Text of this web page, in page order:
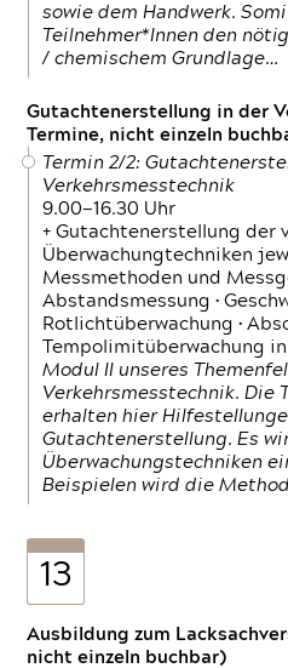
sowie dem Handwerk.
Teilnehmer*Innen den
/ chemischem Grundlage…
Gutachtenerstellung in der
Termine, nicht einzeln
Termin 2/2:
Verkehrsmesstechnik
9.00—16.30 Uhr
+ Gutachtenerstellung der
Überwachungtechniken
Messmethoden und
Abstandsmessung •
Rotlichtüberwachung •
Tempolimitüberwachung
Modul II unseres
Verkehrsmesstechnik. Die
erhalten hier
Gutachtenerstellung. Es
Überwachungstechniken
Beispielen wird die
13
Ausbildung zum
nicht einzeln buchbar)